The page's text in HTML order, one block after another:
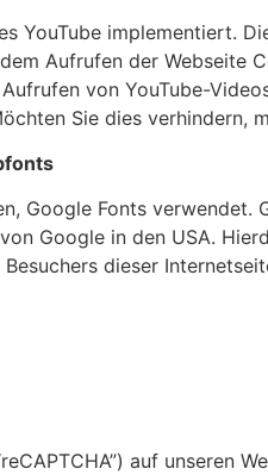
YouTube implementiert.
Aufrufen der
von YouTube-
Sie dies verhindern,
Google Fonts
Google in den USA.
dieser
auf